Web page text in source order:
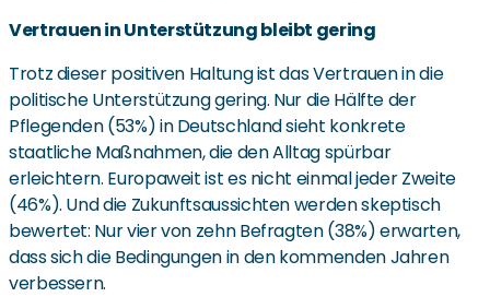
Vertrauen in Unterstützung bleibt gering
Trotz dieser positiven Haltung ist das Vertrauen in die
politische Unterstützung gering. Nur die Hälfte der
Pflegenden (53%) in Deutschland sieht konkrete
staatliche Maßnahmen, die den Alltag spürbar
erleichtern. Europaweit ist es nicht einmal jeder Zweite
(46%). Und die Zukunftsaussichten werden skeptisch
bewertet: Nur vier von zehn Befragten (38%) erwarten,
dass sich die Bedingungen in den kommenden Jahren
verbessern.